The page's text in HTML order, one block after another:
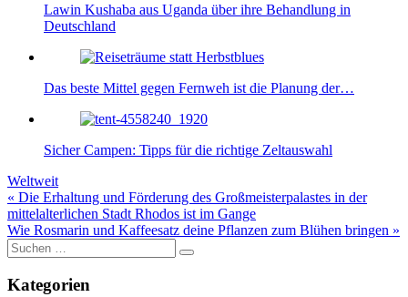
Lawin Kushaba aus Uganda über ihre Behandlung in
Deutschland
Das beste Mittel gegen Fernweh ist die Planung der…
Sicher Campen: Tipps für die richtige Zeltauswahl
Weltweit
Beitragsnavigation
« Die Erhaltung und Förderung des Großmeisterpalastes in der
mittelalterlichen Stadt Rhodos ist im Gange
Wie Rosmarin und Kaffeesatz deine Pflanzen zum Blühen bringen »
Suche
nach:
Kategorien